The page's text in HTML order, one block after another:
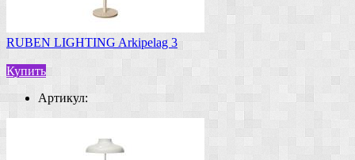
RUBEN LIGHTING Arkipelag 3
Купить
Артикул: